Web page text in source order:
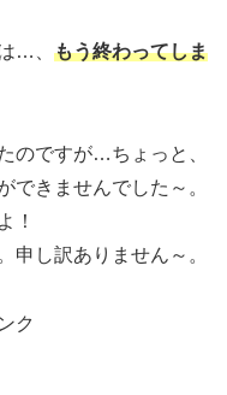
…、 もう終わってしま
のですが…ちょっと、
きませんでした～。
！
し訳ありません～。
ク